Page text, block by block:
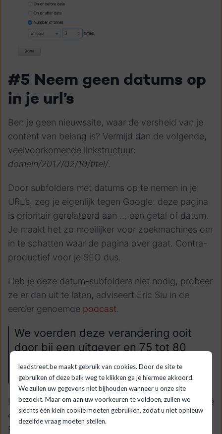
leadstreet.be maakt gebruik van cookies. Door de site te
gebruiken of deze balk weg te klikken ga je hiermee akkoord.
We zullen uw gegevens niet bijhouden wanneer u onze site
bezoekt. Maar om aan uw voorkeuren te voldoen, zullen we
slechts één klein cookie moeten gebruiken, zodat u niet opnieuw
dezelfde vraag moeten stellen.
#5 Neem geen datums op
in je url’s
Ben je geen nieuwssite, waar de versheid van je
content van belang is? Vermijd dan de volgende,
veelvoorkomende linkstructuur:
domein/2017/02/10/titel/.
Door subfolders met datums op te nemen in je
URL’s, zeg je eigenlijk tegen Google: deze pagina
is prioritair gerelateerd aan ... een getal of datum.
Je maakt het zo moeilijker voor zoekmachines om
in te schatten waar de pagina over gaat. Contra-
productief voor je SEO dus.
Heb je deze datum-subfolders niet nodig, probeer
ze er dan uit te laten, adviseert Eric Siu in de
eerder genoemde podcast.
We voerden deze verandering ooit
door bij een uitgever en 75 tot 80
procent van de rankings ging omhoog.
Trafiek ging ook omhoog!
In WordPress kun je de linkstructuur van je website
eenvoudig aanpassen bij Instellingen >
Permalinks. Opgelet: zorg wel voor goede